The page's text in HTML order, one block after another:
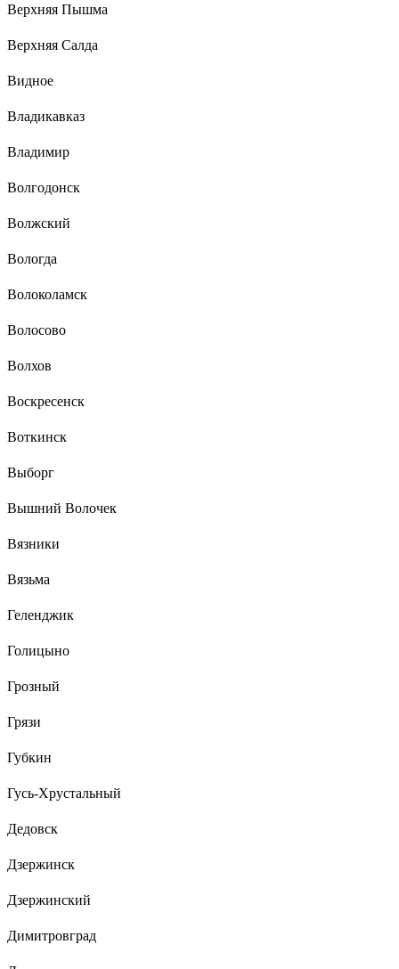
Верхняя Пышма
Верхняя Салда
Видное
Владикавказ
Владимир
Волгодонск
Волжский
Вологда
Волоколамск
Волосово
Волхов
Воскресенск
Воткинск
Выборг
Вышний Волочек
Вязники
Вязьма
Геленджик
Голицыно
Грозный
Грязи
Губкин
Гусь-Хрустальный
Дедовск
Дзержинск
Дзержинский
Димитровград